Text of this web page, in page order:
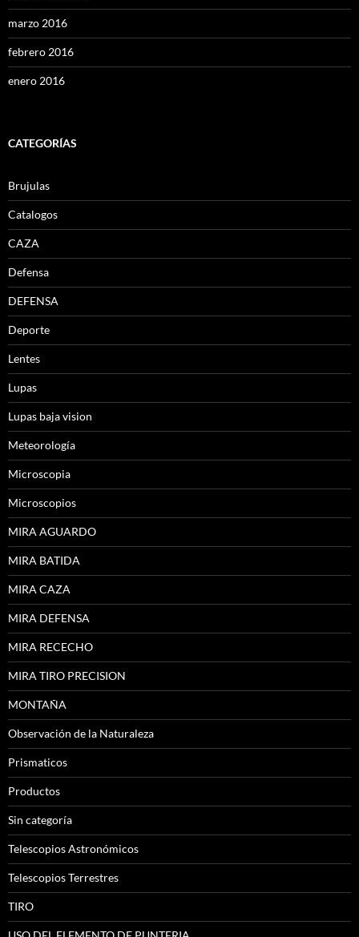
marzo 2016
febrero 2016
enero 2016
CATEGORÍAS
Brujulas
Catalogos
CAZA
Defensa
DEFENSA
Deporte
Lentes
Lupas
Lupas baja vision
Meteorología
Microscopia
Microscopios
MIRA AGUARDO
MIRA BATIDA
MIRA CAZA
MIRA DEFENSA
MIRA RECECHO
MIRA TIRO PRECISION
MONTAÑA
Observación de la Naturaleza
Prismaticos
Productos
Sin categoría
Telescopios Astronómicos
Telescopios Terrestres
TIRO